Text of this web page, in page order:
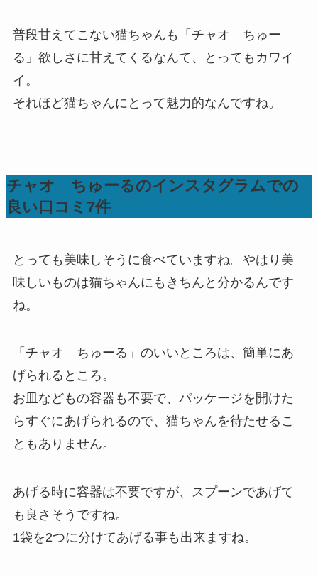
普段甘えてこない猫ちゃんも「チャオ ちゅー
る」欲しさに甘えてくるなんて、とってもカワイ
イ。
それほど猫ちゃんにとって魅力的なんですね。
チャオ ちゅーるのインスタグラムでの
良い口コミ7件
とっても美味しそうに食べていますね。やはり美
味しいものは猫ちゃんにもきちんと分かるんです
ね。
「チャオ ちゅーる」のいいところは、簡単にあ
げられるところ。
お皿などもの容器も不要で、パッケージを開けた
らすぐにあげられるので、猫ちゃんを待たせるこ
ともありません。
あげる時に容器は不要ですが、スプーンであげて
も良さそうですね。
1袋を2つに分けてあげる事も出来ますね。